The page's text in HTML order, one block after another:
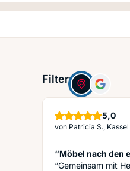
Filter:
5,0
von Patricia S., Kassel
“Möbel nach den
“Gemeinsam mit